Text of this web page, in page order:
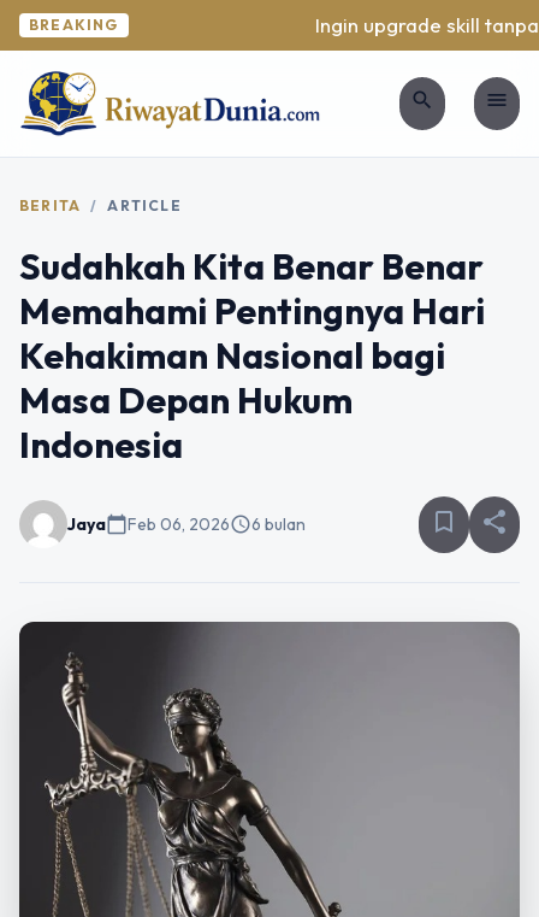
BREAKING Ingin upgrade skill
search menu
BERITA / ARTICLE
Sudahkah Kita Benar Benar
Memahami Pentingnya Hari
Kehakiman Nasional bagi
Masa Depan Hukum
Indonesia
Jayacalendar_todayFeb 06, 2026schedule6 bulan bookmark_border share